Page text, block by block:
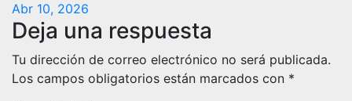
Abr 10, 2026
Deja una respuesta
Tu dirección de correo electrónico no será publicada.
Los campos obligatorios están marcados con *